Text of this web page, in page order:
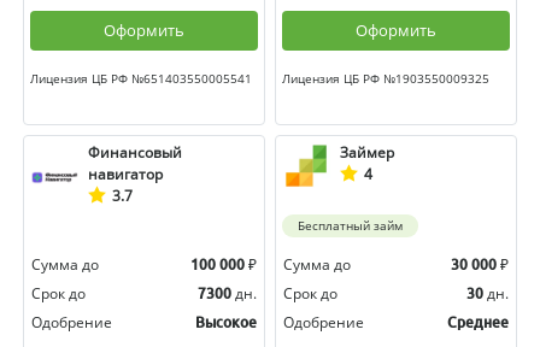
Оформить
Лицензия ЦБ РФ №651403550005541
Оформить
Лицензия ЦБ РФ №1903550009325
Финансовый
навигатор
3.7
Сумма до 100 000 ₽
Срок до
7300 дн.
Одобрение
Высокое
Займер
4
Бесплатный займ
Сумма до 30 000 ₽
Срок до
30 дн.
Одобрение
Среднее